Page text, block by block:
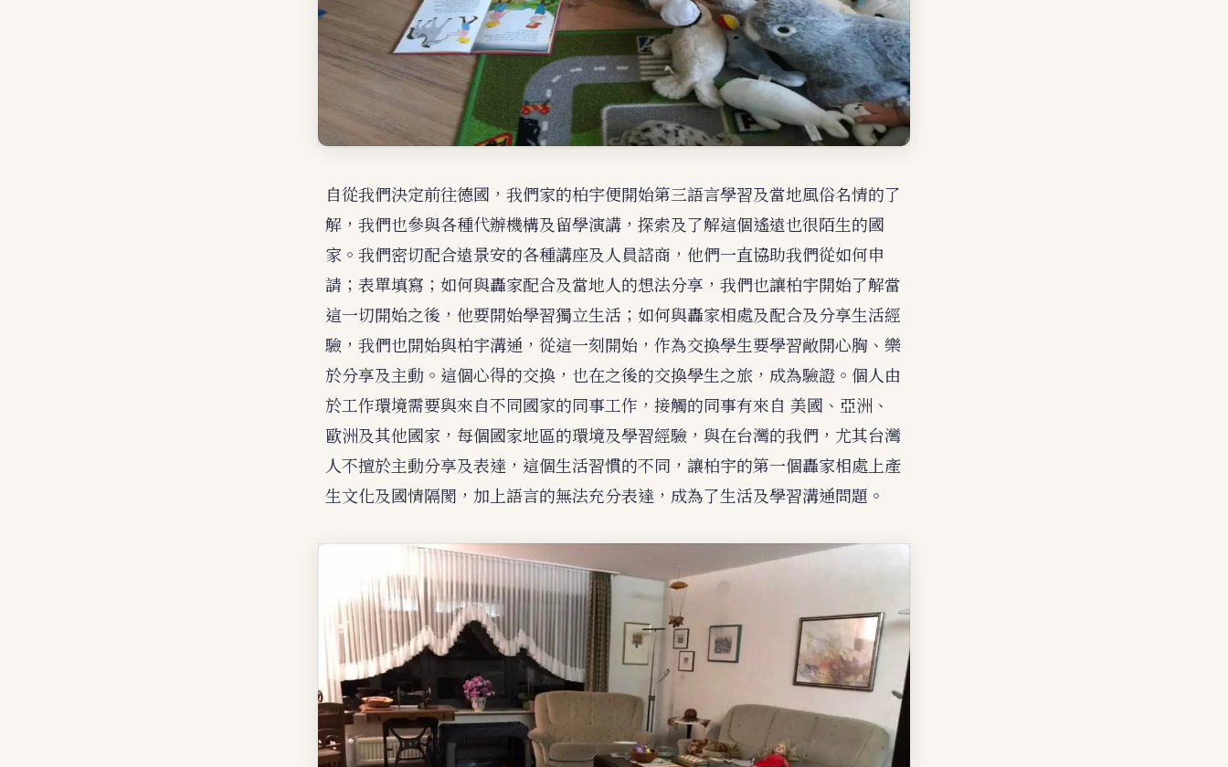
自從我們決定前往德國，我們家的柏宇便開始第三語言學習及當地風俗名情的了
解，我們也參與各種代辦機構及留學演講，探索及了解這個遙遠也很陌生的國
家。我們密切配合遠景安的各種講座及人員諮商，他們一直協助我們從如何申
請；表單填寫；如何與轟家配合及當地人的想法分享，我們也讓柏宇開始了解當
這一切開始之後，他要開始學習獨立生活；如何與轟家相處及配合及分享生活經
驗，我們也開始與柏宇溝通，從這一刻開始，作為交換學生要學習敞開心胸、樂
於分享及主動。這個心得的交換，也在之後的交換學生之旅，成為驗證。個人由
於工作環境需要與來自不同國家的同事工作，接觸的同事有來自 美國、亞洲、
歐洲及其他國家，每個國家地區的環境及學習經驗，與在台灣的我們，尤其台灣
人不擅於主動分享及表達，這個生活習慣的不同，讓柏宇的第一個轟家相處上產
生文化及國情隔閡，加上語言的無法充分表達，成為了生活及學習溝通問題。